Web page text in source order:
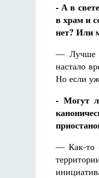
- А в
в храм и
нет? Или
— Лучше
настало
Но если
- Могут
— Как-то